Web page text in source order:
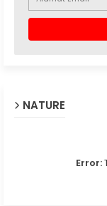
NATURE
Error: